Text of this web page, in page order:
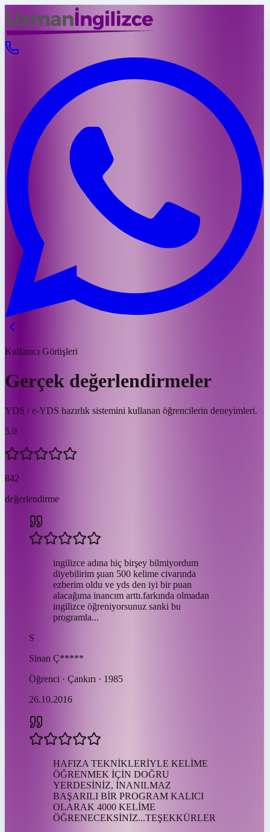
Kullanıcı Görüşleri
Gerçek değerlendirmeler
YDS / e-YDS hazırlık sistemini kullanan öğrencilerin deneyimleri.
5.0
842
değerlendirme
ingilizce adına hiç birşey bilmiyordum
diyebilirim şuan 500 kelime civarında
ezberim oldu ve yds den iyi bir puan
alacağıma inancım arttı.farkında olmadan
ingilizce öğreniyorsunuz sanki bu
programla...
S
Sinan Ç*****
Öğrenci · Çankırı · 1985
26.10.2016
HAFIZA TEKNİKLERİYLE KELİME
ÖĞRENMEK İÇİN DOĞRU
YERDESİNİZ, İNANILMAZ
BAŞARILI BİR PROGRAM KALICI
OLARAK 4000 KELİME
ÖĞRENECEKSİNİZ...TEŞEKKÜRLER